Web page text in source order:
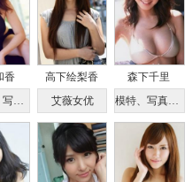
香
主持人、写真女优
高下绘梨香
艾薇女优
森下千里
模特、写真偶像